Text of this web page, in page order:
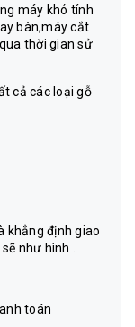
máy khó tính
bàn,máy cắt
thời gian sử
cả các loại gỗ
khẳng định giao
như hình .
toán